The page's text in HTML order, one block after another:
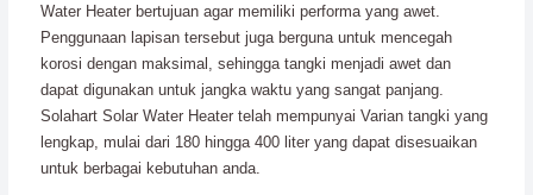
Water Heater bertujuan agar memiliki performa yang awet.
Penggunaan lapisan tersebut juga berguna untuk mencegah
korosi dengan maksimal, sehingga tangki menjadi awet dan
dapat digunakan untuk jangka waktu yang sangat panjang.
Solahart Solar Water Heater telah mempunyai Varian tangki yang
lengkap, mulai dari 180 hingga 400 liter yang dapat disesuaikan
untuk berbagai kebutuhan anda.